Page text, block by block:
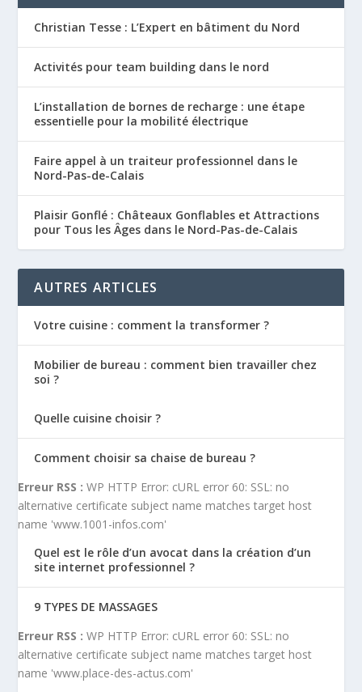
Christian Tesse : L’Expert en bâtiment du Nord
Activités pour team building dans le nord
L’installation de bornes de recharge : une étape
essentielle pour la mobilité électrique
Faire appel à un traiteur professionnel dans le
Nord-Pas-de-Calais
Plaisir Gonflé : Châteaux Gonflables et Attractions
pour Tous les Âges dans le Nord-Pas-de-Calais
AUTRES ARTICLES
Votre cuisine : comment la transformer ?
Mobilier de bureau : comment bien travailler chez
soi ?
Quelle cuisine choisir ?
Comment choisir sa chaise de bureau ?
Erreur RSS : WP HTTP Error: cURL error 60: SSL: no
alternative certificate subject name matches target host
name 'www.1001-infos.com'
Quel est le rôle d’un avocat dans la création d’un
site internet professionnel ?
9 TYPES DE MASSAGES
Erreur RSS : WP HTTP Error: cURL error 60: SSL: no
alternative certificate subject name matches target host
name 'www.place-des-actus.com'